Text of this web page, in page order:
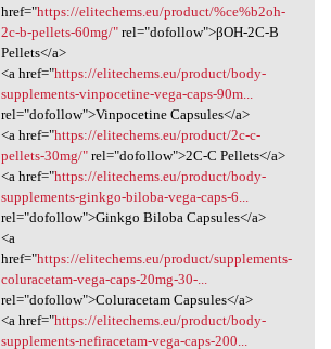
href="https://elitechems.eu/product/%ce%b2oh-
2c-b-pellets-60mg/"rel="dofollow">βOH-2C-B
Pellets</a>
<a href="https://elitechems.eu/product/body-
supplements-vinpocetine-vega-caps-90m...
rel="dofollow">Vinpocetine Capsules</a>
<a href="https://elitechems.eu/product/2c-c-
pellets-30mg/"rel="dofollow">2C-C Pellets</a>
<a href="https://elitechems.eu/product/body-
supplements-ginkgo-biloba-vega-caps-6...
rel="dofollow">Ginkgo Biloba Capsules</a>
<a
href="https://elitechems.eu/product/supplements-
coluracetam-vega-caps-20mg-30-...
rel="dofollow">Coluracetam Capsules</a>
<a href="https://elitechems.eu/product/body-
supplements-nefiracetam-vega-caps-200...